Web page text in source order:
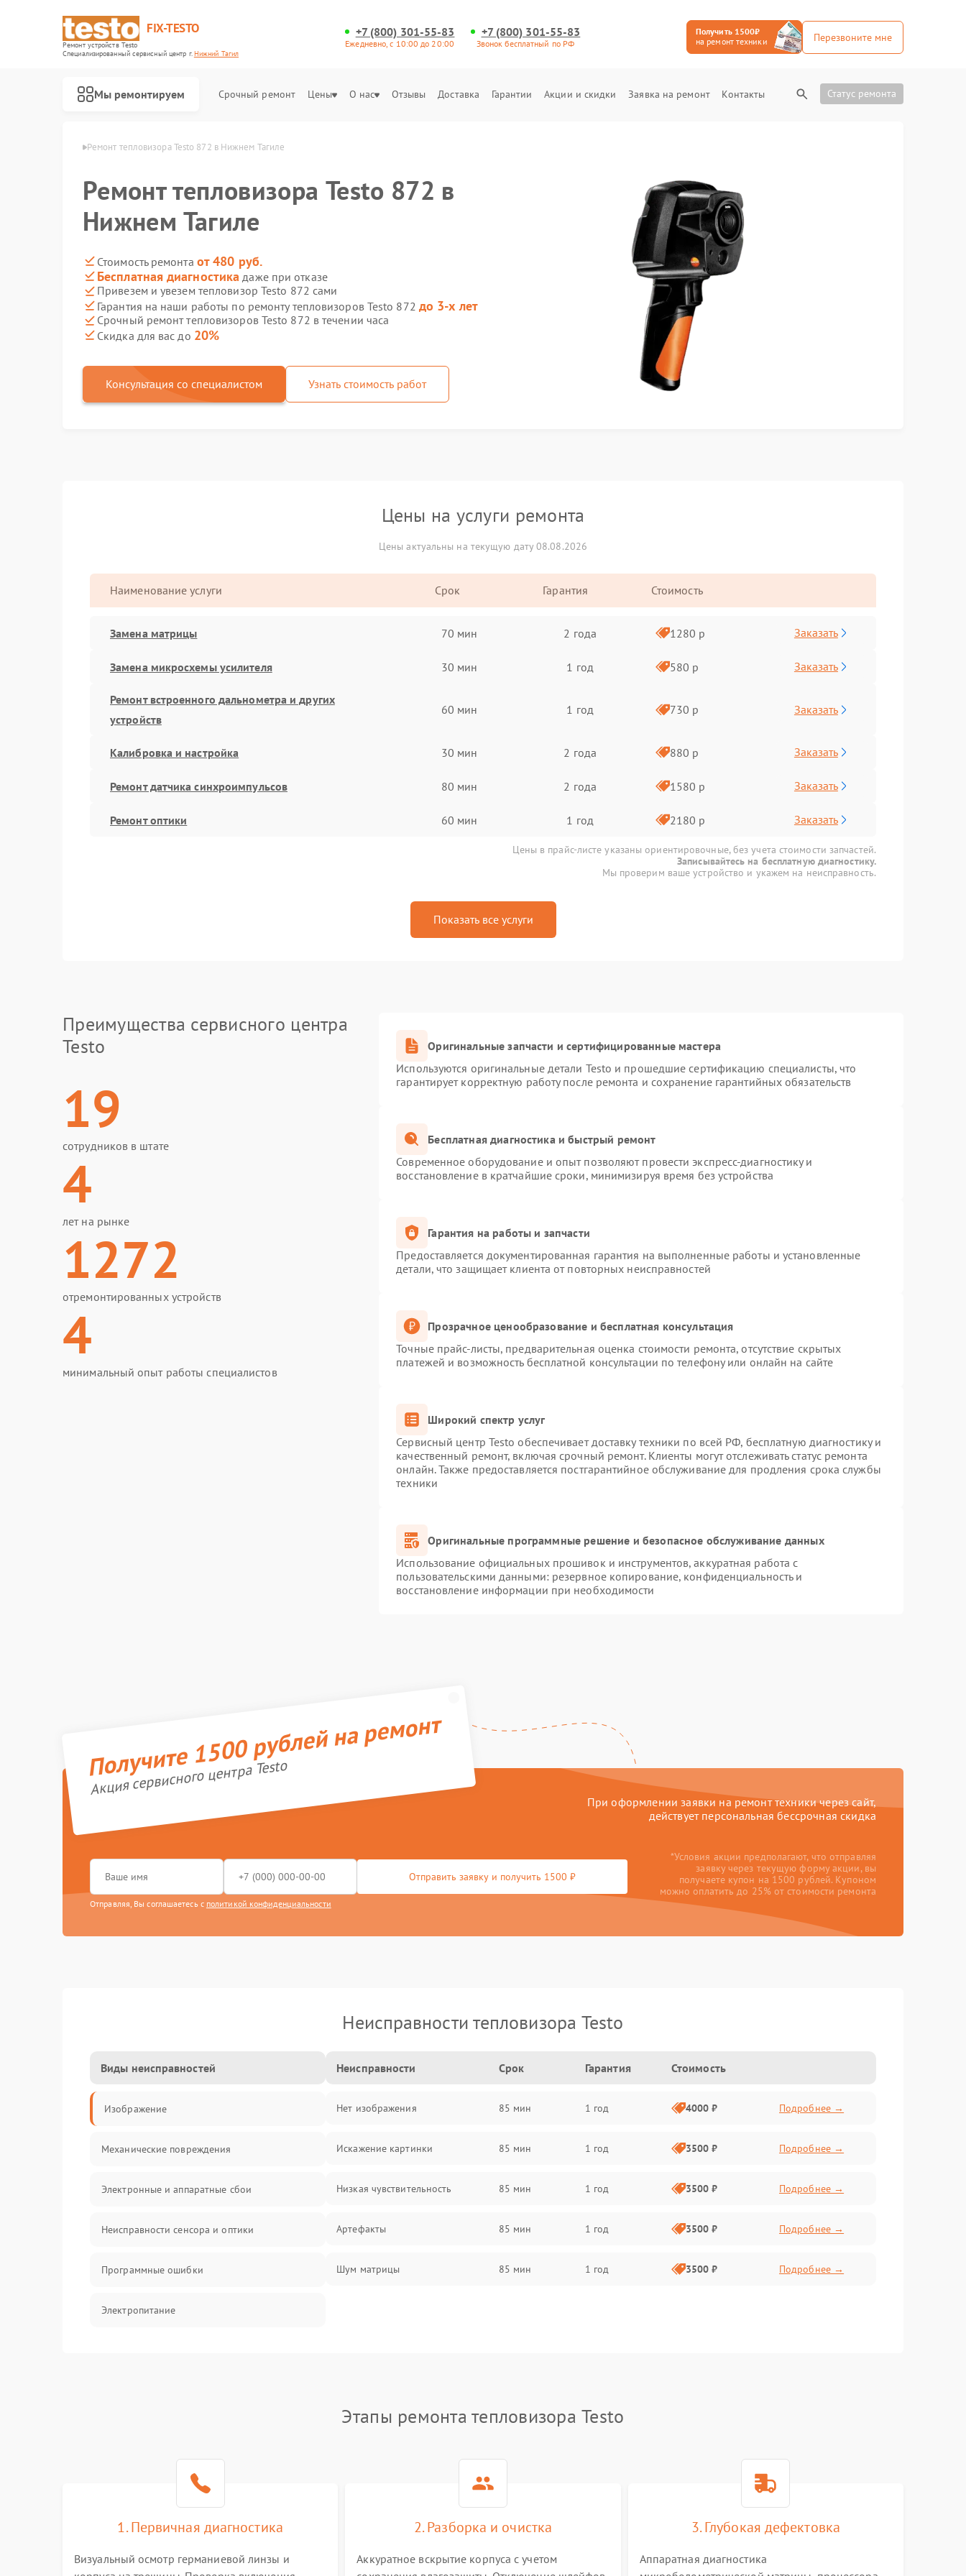
FIX-TESTO
Ремонт устройств Testo
Специализированный cервисный центр г.Нижний Тагил
+7 (800) 301-55-83
Ежедневно, с 10:00 до 20:00
+7 (800) 301-55-83
Звонок бесплатный по РФ
Получить 1500₽
на ремонт техники
Перезвоните мне
Мы ремонтируем Срочный ремонт Цены О нас Отзывы Доставка Гарантии Акции и скидки Заявка на ремонт Контакты Статус ремонта
Ремонт тепловизора Testo 872 в Нижнем Тагиле
Ремонт тепловизора Testo 872 в
Нижнем Тагиле
Стоимость ремонта от 480 руб.
Бесплатная диагностика даже при отказе
Привезем и увезем тепловизор Testo 872 сами
Гарантия на наши работы по ремонту тепловизоров Testo 872 до 3-х лет
Срочный ремонт тепловизоров Testo 872 в течении часа
Скидка для вас до 20%
Консультация со специалистом Узнать стоимость работ
Цены на услуги ремонта
Цены актуальны на текущую дату 08.08.2026
Наименование услуги Срок Гарантия Стоимость
Замена матрицы 70 мин 2 года 1280 р Заказать
Замена микросхемы усилителя 30 мин 1 год 580 р Заказать
Ремонт встроенного дальнометра и других
устройств
60 мин 1 год 730 р Заказать
Калибровка и настройка 30 мин 2 года 880 р Заказать
Ремонт датчика синхроимпульсов 80 мин 2 года 1580 р Заказать
Ремонт оптики 60 мин 1 год 2180 р Заказать
Цены в прайс-листе указаны ориентировочные, без учета стоимости запчастей.
Записывайтесь на бесплатную диагностику.
Мы проверим ваше устройство и укажем на неисправность.
Показать все услуги
Преимущества сервисного центра
Testo
19
сотрудников в штате
4
лет на рынке
1272
отремонтированных устройств
4
минимальный опыт работы специалистов
Оригинальные запчасти и сертифицированные мастера
Используются оригинальные детали Testo и прошедшие сертификацию специалисты, что
гарантирует корректную работу после ремонта и сохранение гарантийных обязательств
Бесплатная диагностика и быстрый ремонт
Современное оборудование и опыт позволяют провести экспресс-диагностику и
восстановление в кратчайшие сроки, минимизируя время без устройства
Гарантия на работы и запчасти
Предоставляется документированная гарантия на выполненные работы и установленные
детали, что защищает клиента от повторных неисправностей
Прозрачное ценообразование и бесплатная консультация
Точные прайс-листы, предварительная оценка стоимости ремонта, отсутствие скрытых
платежей и возможность бесплатной консультации по телефону или онлайн на сайте
Широкий спектр услуг
Сервисный центр Testo обеспечивает доставку техники по всей РФ, бесплатную диагностику и
качественный ремонт, включая срочный ремонт. Клиенты могут отслеживать статус ремонта
онлайн. Также предоставляется постгарантийное обслуживание для продления срока службы
техники
Оригинальные программные решение и безопасное обслуживание данных
Использование официальных прошивок и инструментов, аккуратная работа с
пользовательскими данными: резервное копирование, конфиденциальность и
восстановление информации при необходимости
Получите 1500 рублей на ремонт
Акция сервисного центра Testo
При оформлении заявки на ремонт техники через сайт,
действует персональная бессрочная скидка
Отправить заявку и получить 1500 ₽
Отправляя, Вы соглашаетесь с политикой конфиденциальности
*Условия акции предполагают, что отправляя
заявку через текущую форму акции, вы
получаете купон на 1500 рублей. Купоном
можно оплатить до 25% от стоимости ремонта
Неисправности тепловизора Testo
Виды неисправностей
Изображение
Механические повреждения
Электронные и аппаратные сбои
Неисправности сенсора и оптики
Программные ошибки
Электропитание
Температурные проблемы
Сбои коммуникаций и интерфейсов
Неисправности Срок Гарантия Стоимость
Нет изображения 85 мин 1 год 4000 ₽ Подробнее →
Искажение картинки 85 мин 1 год 3500 ₽ Подробнее →
Низкая чувствительность 85 мин 1 год 3500 ₽ Подробнее →
Артефакты 85 мин 1 год 3500 ₽ Подробнее →
Шум матрицы 85 мин 1 год 3500 ₽ Подробнее →
Этапы ремонта тепловизора Testo
1. Первичная диагностика
Визуальный осмотр германиевой линзы и
2. Разборка и очистка
Аккуратное вскрытие корпуса с учетом
3. Глубокая дефектовка
Аппаратная диагностика